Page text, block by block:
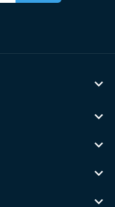




